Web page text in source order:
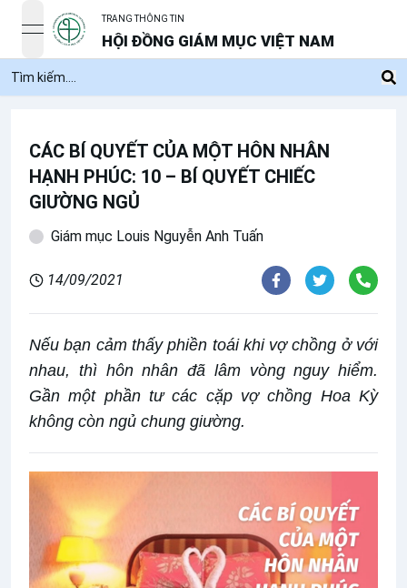
open navigation menu
TRANG THÔNG TIN
HỘI ĐỒNG GIÁM MỤC VIỆT NAM
CÁC BÍ QUYẾT CỦA MỘT HÔN NHÂN
HẠNH PHÚC: 10 – BÍ QUYẾT CHIẾC
GIƯỜNG NGỦ
Giám mục Louis Nguyễn Anh Tuấn
14/09/2021
Nếu bạn cảm thấy phiền toái khi vợ chồng ở với
nhau, thì hôn nhân đã lâm vòng nguy hiểm.
Gần một phần tư các cặp vợ chồng Hoa Kỳ
không còn ngủ chung giường.